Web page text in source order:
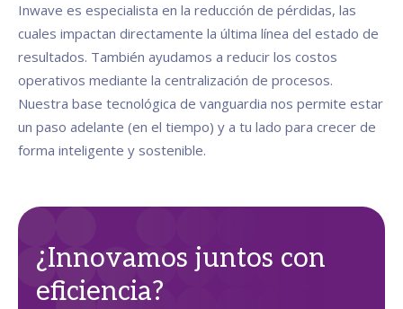
Inwave es especialista en la reducción de pérdidas, las
cuales impactan directamente la última línea del estado de
resultados. También ayudamos a reducir los costos
operativos mediante la centralización de procesos.
Nuestra base tecnológica de vanguardia nos permite estar
un paso adelante (en el tiempo) y a tu lado para crecer de
forma inteligente y sostenible.
¿Innovamos juntos con
eficiencia?